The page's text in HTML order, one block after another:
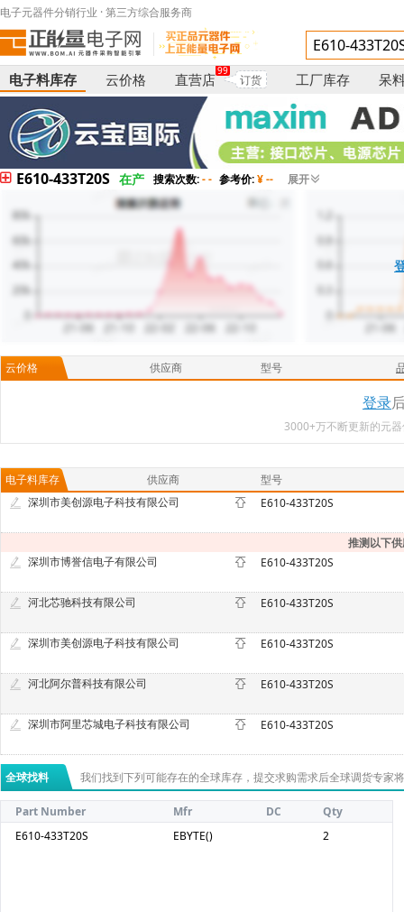
电子元器件分销行业 · 第三方综合服务商
电子料库存 云价格 直营店
99
订货 工厂库存 呆
E610-433T20S 在产 搜索次数:- - 参考价:¥ -- 展开
云价格 供应商 型号
登录
3000+万不断更新的元
电子料库存 供应商
型号
深圳市美创源电子科技有限公司
E610-433T20S
推测以下
深圳市博誉信电子有限公司
E610-433T20S
河北芯驰科技有限公司 E610-433T20S
深圳市美创源电子科技有限公司 E610-433T20S
河北阿尔普科技有限公司 E610-433T20S
深圳市阿里芯城电子科技有限公司 E610-433T20S
全球找料 我们找到下列可能存在的全球库存，提交求购需求后全球调货专家
Part Number Mfr DC
Qty
E610-433T20S
EBYTE() 2